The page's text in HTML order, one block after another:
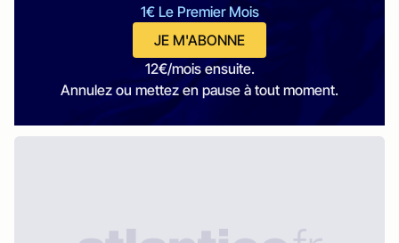
1€ Le Premier Mois
JE M'ABONNE
12€/mois ensuite.
Annulez ou mettez en pause à tout moment.